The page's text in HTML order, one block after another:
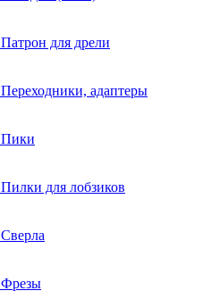
Патрон для дрели
Переходники, адаптеры
Пики
Пилки для лобзиков
Сверла
Фрезы